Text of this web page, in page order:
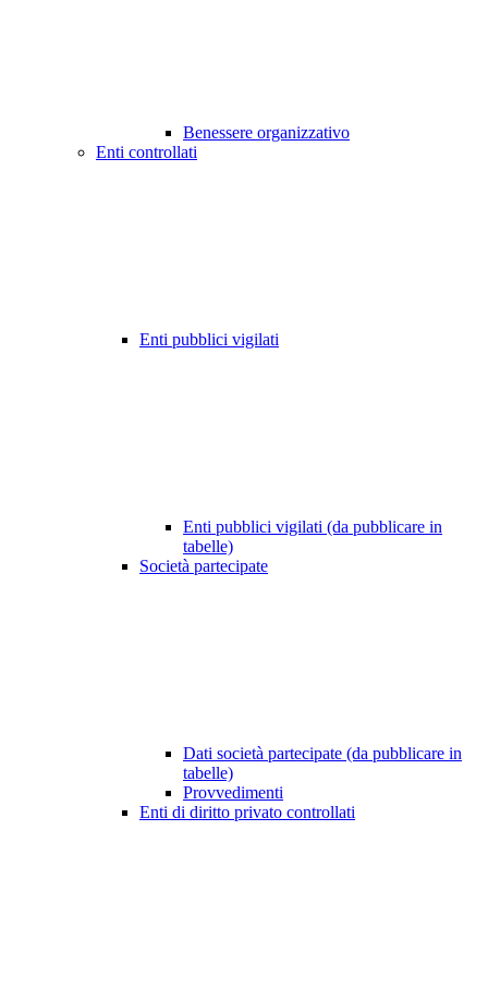
Benessere organizzativo
Enti controllati
Enti pubblici vigilati
Enti pubblici vigilati (da pubblicare in
tabelle)
Società partecipate
Dati società partecipate (da pubblicare in
tabelle)
Provvedimenti
Enti di diritto privato controllati